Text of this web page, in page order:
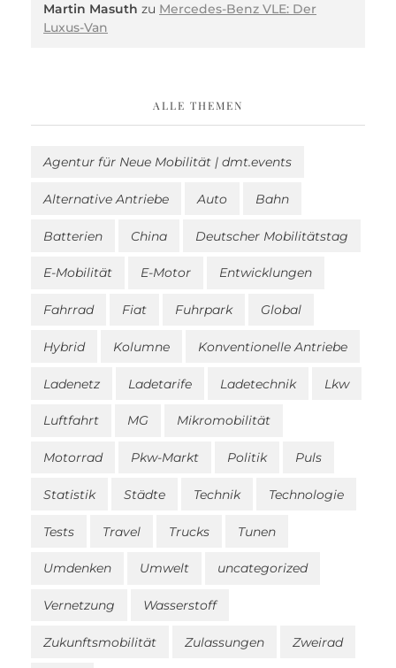
Martin Masuth zu Mercedes-Benz VLE: Der
Luxus-Van
ALLE THEMEN
Agentur für Neue Mobilität | dmt.events
Alternative Antriebe Auto Bahn
Batterien China Deutscher Mobilitätstag
E-Mobilität E-Motor Entwicklungen
Fahrrad Fiat Fuhrpark Global
Hybrid Kolumne Konventionelle Antriebe
Ladenetz Ladetarife Ladetechnik Lkw
Luftfahrt MG Mikromobilität
Motorrad Pkw-Markt Politik Puls
Statistik Städte Technik Technologie
Tests Travel Trucks Tunen
Umdenken Umwelt uncategorized
Vernetzung Wasserstoff
Zukunftsmobilität Zulassungen Zweirad